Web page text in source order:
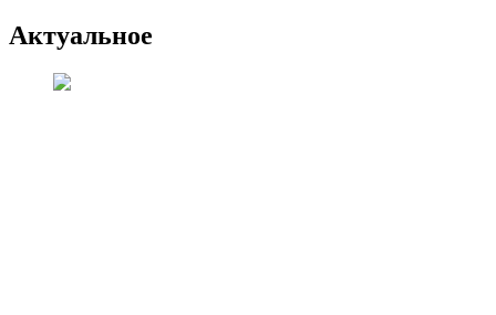
Актуальное